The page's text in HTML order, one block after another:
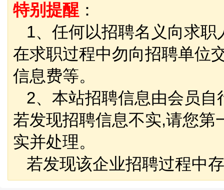
特别提醒 ：
1、任何以招聘名义向求职
在求职过程中勿向招聘单位
信息费等。
2、本站招聘信息由会员自
若发现招聘信息不实,请您第
实并处理。
若发现该企业招聘过程中